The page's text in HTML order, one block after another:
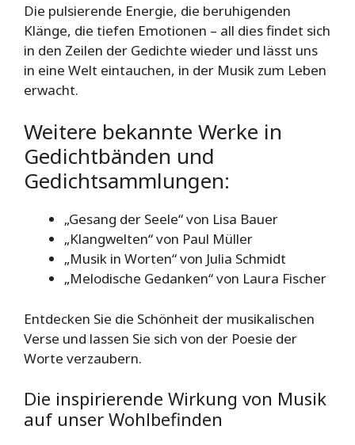
Die pulsierende Energie, die beruhigenden
Klänge, die tiefen Emotionen – all dies findet sich
in den Zeilen der Gedichte wieder und lässt uns
in eine Welt eintauchen, in der Musik zum Leben
erwacht.
Weitere bekannte Werke in
Gedichtbänden und
Gedichtsammlungen:
„Gesang der Seele“ von Lisa Bauer
„Klangwelten“ von Paul Müller
„Musik in Worten“ von Julia Schmidt
„Melodische Gedanken“ von Laura Fischer
Entdecken Sie die Schönheit der musikalischen
Verse und lassen Sie sich von der Poesie der
Worte verzaubern.
Die inspirierende Wirkung von Musik
auf unser Wohlbefinden